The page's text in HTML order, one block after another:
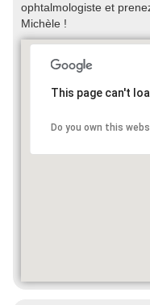
ophtalmologiste et
Michèle !
This page can't
Do you own this